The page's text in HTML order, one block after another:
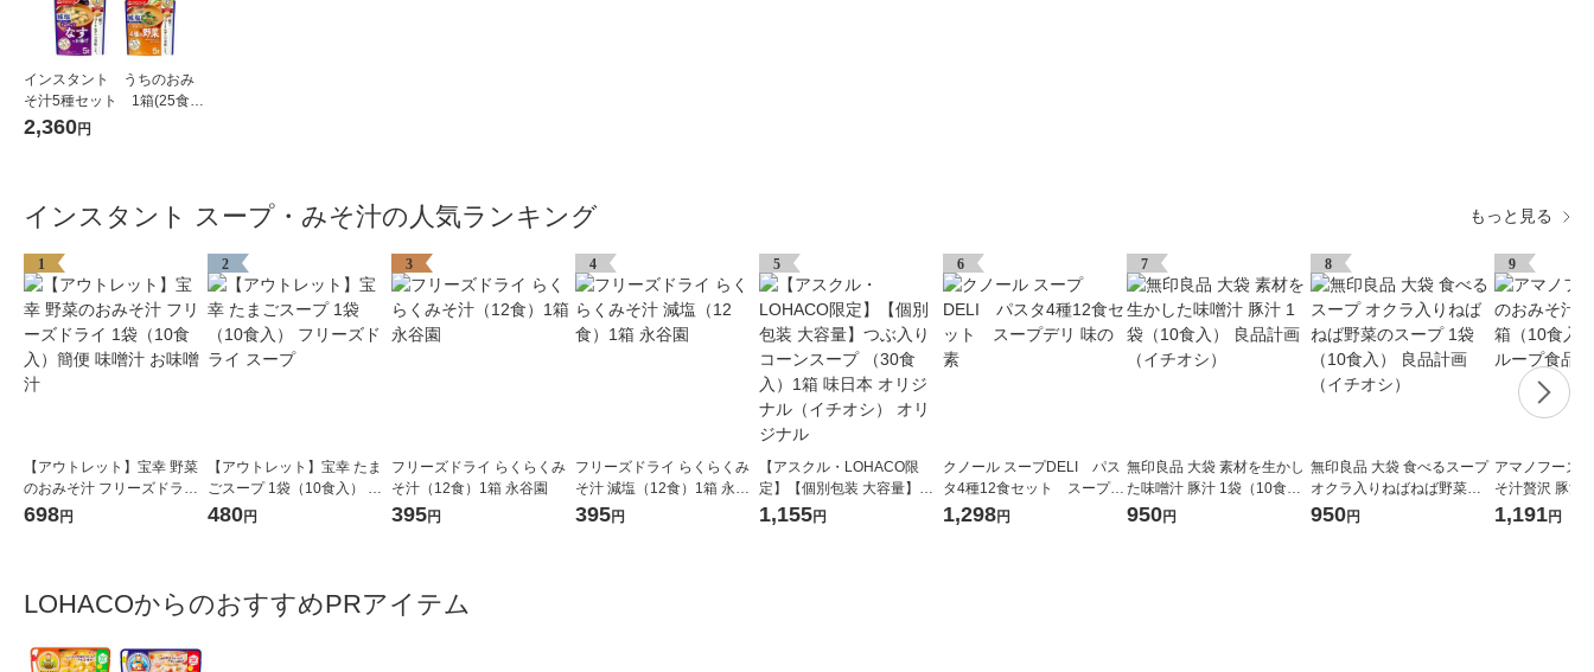
インスタント うちのおみ
そ汁5種セット 1箱(25食
入) アマノフーズ インスタ
2,360円
インスタント スープ・みそ汁の人気ランキング もっと見る
1
【アウトレット】宝幸 野菜
のおみそ汁 フリーズドライ
1袋（10食入）簡便 味噌汁
698円
2
【アウトレット】宝幸 たま
ごスープ 1袋（10食入） フ
リーズドライ スープ
480円
3
フリーズドライ らくらくみ
そ汁（12食）1箱 永谷園
395円
4
フリーズドライ らくらくみ
そ汁 減塩（12食）1箱 永谷
園
395円
5
【アスクル・LOHACO限
定】【個別包装 大容量】つ
ぶ入り コーンスープ （30食
1,155円
6
クノール スープDELI パス
タ4種12食セット スープデ
リ 味の素
1,298円
7
無印良品 大袋 素材を生かし
た味噌汁 豚汁 1袋（10食
入） 良品計画（イチオシ）
950円
8
無印良品 大袋 食べるスープ
オクラ入りねばねば野菜の
スープ 1袋（10食入） 良品
950円
9
アマノフーズ
そ汁贅沢 豚汁
入） アサヒグ
1,191円
LOHACOからのおすすめPRアイテム